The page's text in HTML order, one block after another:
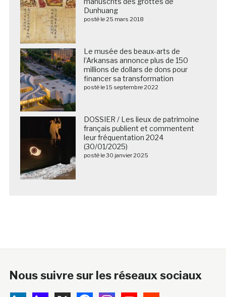
manuscrits des grottes de
Dunhuang
posté le 25 mars 2018
Le musée des beaux-arts de
l’Arkansas annonce plus de 150
millions de dollars de dons pour
financer sa transformation
posté le 15 septembre 2022
DOSSIER / Les lieux de patrimoine
français publient et commentent
leur fréquentation 2024
(30/01/2025)
posté le 30 janvier 2025
Nous suivre sur les réseaux sociaux